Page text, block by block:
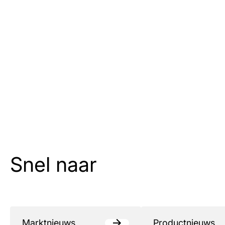
Snel naar
Marktnieuws Productnieuws